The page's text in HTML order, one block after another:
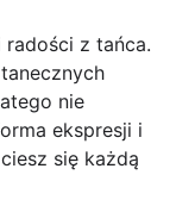
z tańca.
nie
ekspresji i
się każdą